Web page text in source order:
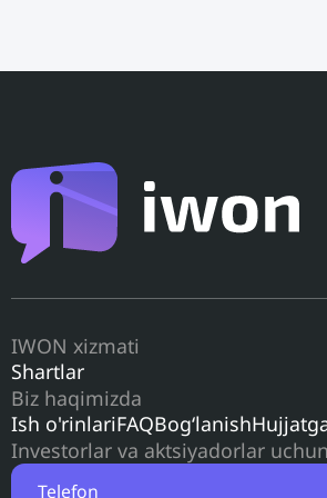
IWON xizmati
Shartlar
Biz haqimizda
Ish o'rinlariFAQBog‘lanish
Investorlar va aktsiyadorlar uchun
Telefon